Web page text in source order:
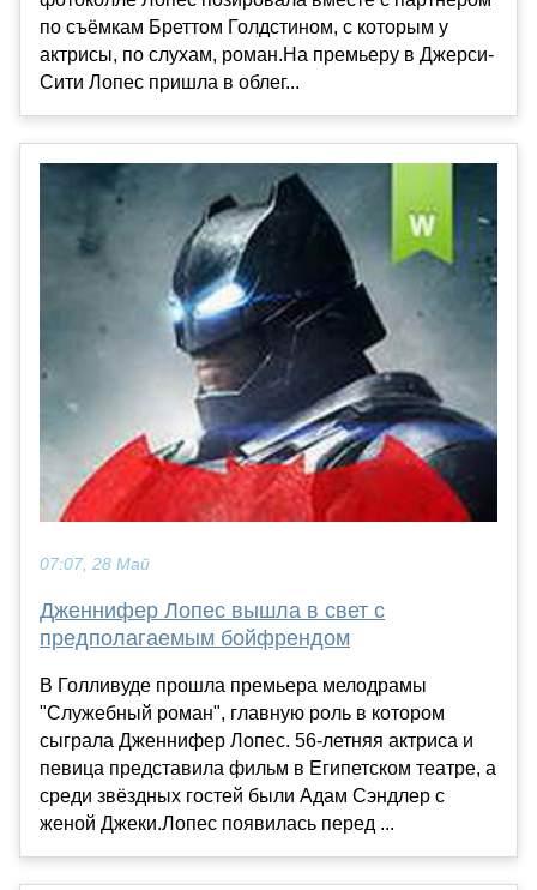
по съёмкам Бреттом Голдстином, с которым у
актрисы, по слухам, роман.На премьеру в Джерси-
Сити Лопес пришла в облег...
07:07, 28 Май
Дженнифер Лопес вышла в свет с
предполагаемым бойфрендом
В Голливуде прошла премьера мелодрамы
"Служебный роман", главную роль в котором
сыграла Дженнифер Лопес. 56-летняя актриса и
певица представила фильм в Египетском театре, а
среди звёздных гостей были Адам Сэндлер с
женой Джеки.Лопес появилась перед ...